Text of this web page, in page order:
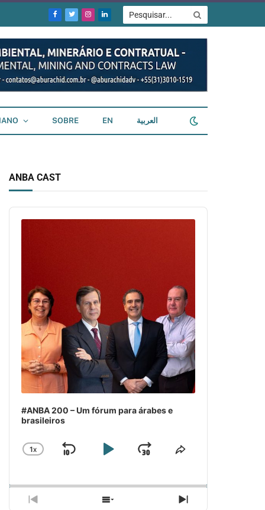
Facebook
TwitterInstagram
LinkedIn
SOBRE EN العربية
ANBA CAST
Audio
Player
#ANBA 200 – Um fórum para árabes e
brasileiros
CHANGE
1X
SKIPPLAYJUMP
PREVIOUS
SHOW
NEXT